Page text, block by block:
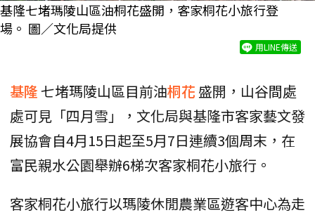
基隆七堵瑪陵山區油桐花盛開，客家桐花小旅行登
場。 圖／文化局提供
用LINE傳送
基隆七堵瑪陵山區目前油桐花 盛開，山谷間處
處可見「四月雪」，文化局與基隆市客家藝文發
展協會自4月15日起至5月7日連續3個周末，在
富民親水公園舉辦6梯次客家桐花小旅行。
客家桐花小旅行以瑪陵休閒農業區遊客中心為走